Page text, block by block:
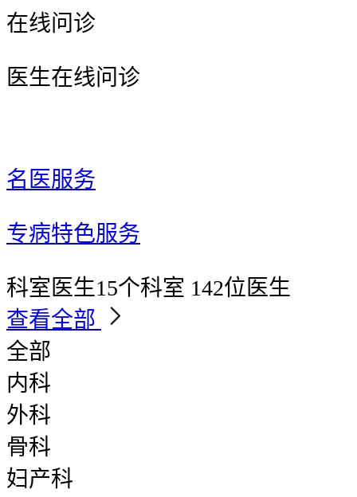
在线问诊
医生在线问诊
名医服务
专病特色服务
科室医生15个科室 142位医生
查看全部
全部
内科
外科
骨科
妇产科